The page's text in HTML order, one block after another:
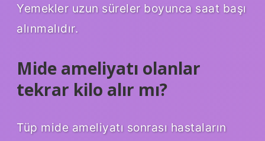
Yemekler uzun süreler boyunca saat başı
alınmalıdır.
Mide ameliyatı olanlar
tekrar kilo alır mı?
Tüp mide ameliyatı sonrası hastaların